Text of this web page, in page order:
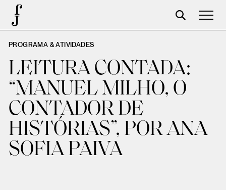
Foundation
Events
The foundation
Partners
Centenary
Store
PROGRAMA & ATIVIDADES
LEITURA CONTADA:
“MANUEL MILHO, O
CONTADOR DE
HISTÓRIAS”, POR ANA
SOFIA PAIVA